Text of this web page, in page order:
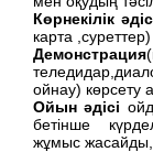
Көрнекілік
карта ,суреттер)
Демонстрация
ойнау) көрсету
Ойын әдісі
бетінше
жұмыс